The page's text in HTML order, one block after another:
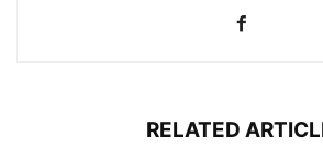
RELATED